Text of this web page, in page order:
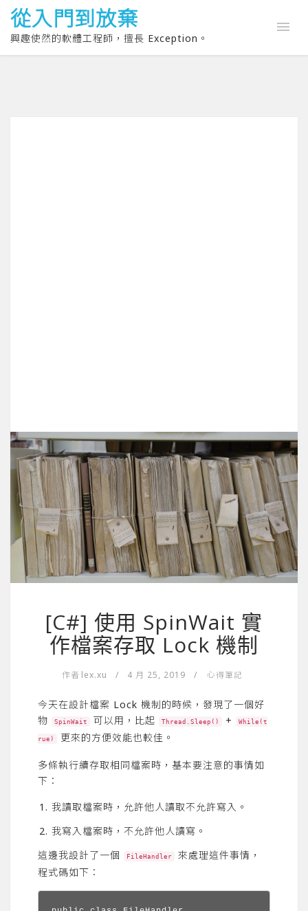
從入門到放棄
興趣使然的軟體工程師，擅長 Exception。
[C#] 使用 SpinWait 實
作檔案存取 Lock 機制
作者 lex.xu / 4 月 25, 2019 / 心得筆記
今天在設計檔案 Lock 機制的時候，發現了一個好
物
SpinWait 可以用，比起 Thread.Sleep() + While(t
rue) 更來的方便效能也較佳。
多條執行續存取相同檔案時，基本要注意的事情如
下：
我讀取檔案時，允許他人讀取不允許寫入。
我寫入檔案時，不允許他人讀寫。
這邊我設計了一個
FileHandler
來處理這件事情，
程式碼如下：